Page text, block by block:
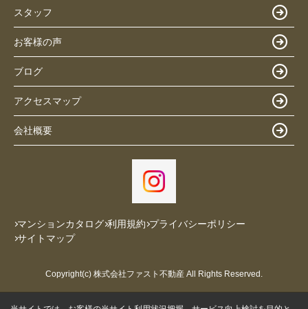
スタッフ
お客様の声
ブログ
アクセスマップ
会社概要
マンションカタログ 利用規約 プライバシーポリシー
サイトマップ
Copyright(c) 株式会社ファスト不動産 All Rights Reserved.